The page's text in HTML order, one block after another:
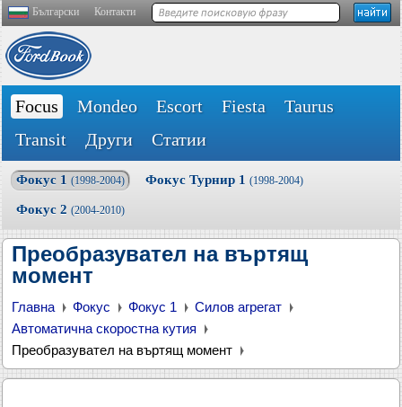
Български Контакти
Focus Mondeo Escort Fiesta
Taurus
Transit
Други Статии
Фокус 1 (1998-2004) Фокус Турнир 1 (1998-2004)
Фокус 2 (2004-2010)
Преобразувател на въртящ
момент
Главна Фокус Фокус 1
Силов агрегат
Автоматична скоростна кутия
Преобразувател на въртящ момент